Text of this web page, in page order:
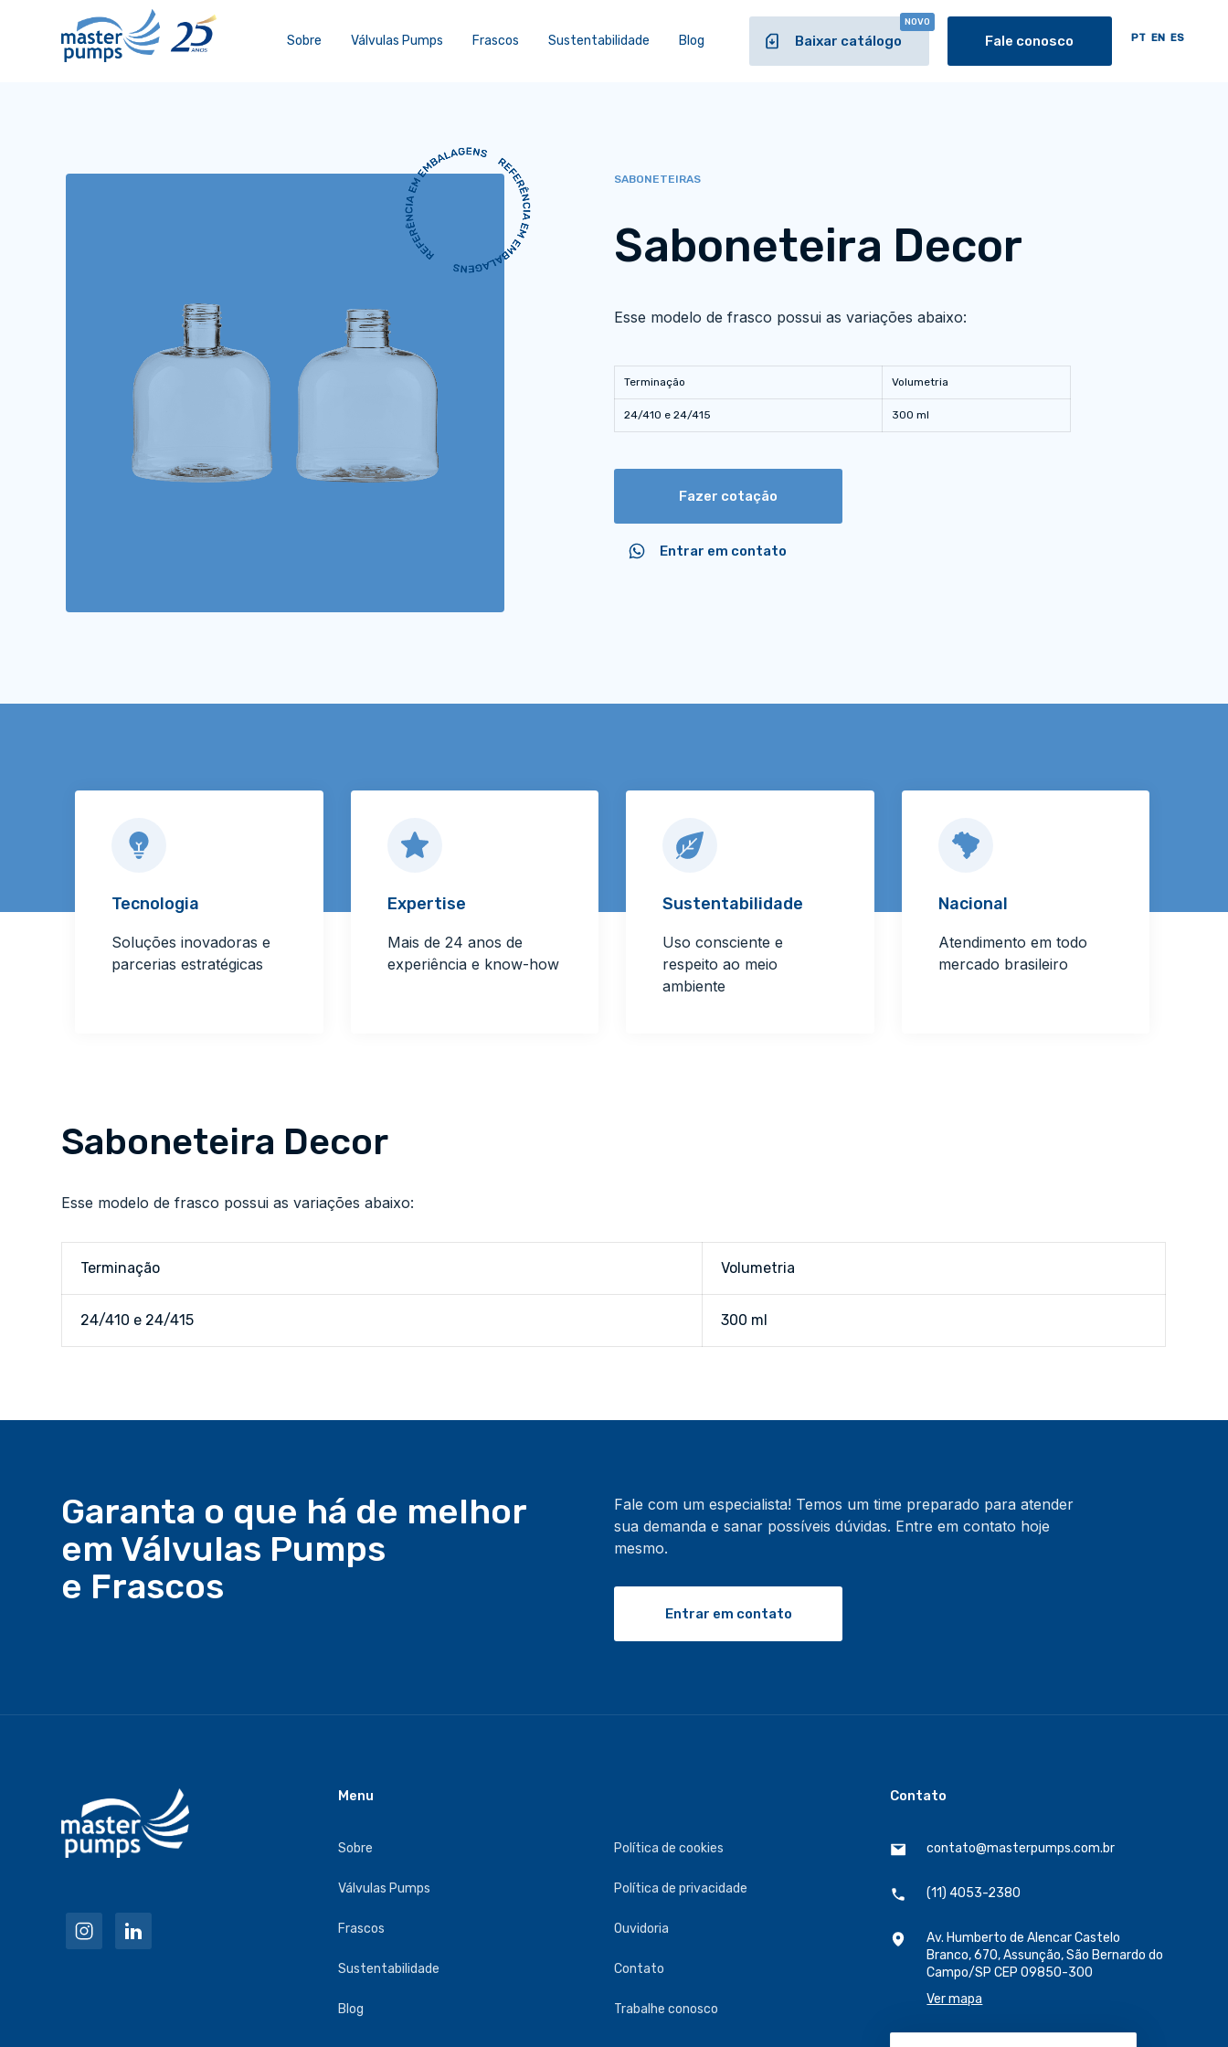
Sobre Válvulas Pumps Frascos Sustentabilidade Blog PT EN ES
Fale conosco
Baixar catálogo
NOVO
SABONETEIRAS
Saboneteira Decor
Esse modelo de frasco possui as variações abaixo:
Terminação Volumetria
24/410 e 24/415 300 ml
Fazer cotação
Entrar em contato
Tecnologia
Soluções inovadoras e
parcerias estratégicas
Expertise
Mais de 24 anos de
experiência e know-how
Sustentabilidade
Uso consciente e
respeito ao meio
ambiente
Nacional
Atendimento em todo
mercado brasileiro
Saboneteira Decor
Esse modelo de frasco possui as variações abaixo:
Terminação Volumetria
24/410 e 24/415 300 ml
Garanta o que há de melhor
em Válvulas Pumps
e Frascos
Fale com um especialista! Temos um time preparado para atender
sua demanda e sanar possíveis dúvidas. Entre em contato hoje
mesmo.
Entrar em contato
Menu
Sobre
Válvulas Pumps
Frascos
Sustentabilidade
Blog
Política de cookies
Política de privacidade
Ouvidoria
Contato
Trabalhe conosco
Contato
contato@masterpumps.com.br
(11) 4053-2380
Av. Humberto de Alencar Castelo
Branco, 670, Assunção, São Bernardo do
Campo/SP CEP 09850-300
Ver mapa